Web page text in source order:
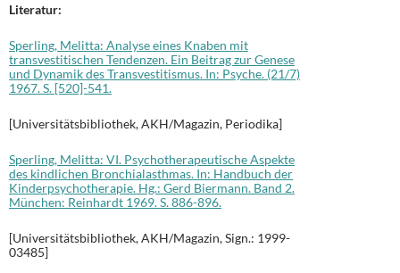
Literatur:
Sperling, Melitta: Analyse eines Knaben mit
transvestitischen Tendenzen. Ein Beitrag zur Genese
und Dynamik des Transvestitismus. In: Psyche. (21/7)
1967. S. [520]-541.
[Universitätsbibliothek, AKH/Magazin, Periodika]
Sperling, Melitta: VI. Psychotherapeutische Aspekte
des kindlichen Bronchialasthmas. In: Handbuch der
Kinderpsychotherapie. Hg.: Gerd Biermann. Band 2.
München: Reinhardt 1969. S. 886-896.
[Universitätsbibliothek, AKH/Magazin, Sign.: 1999-
03485]